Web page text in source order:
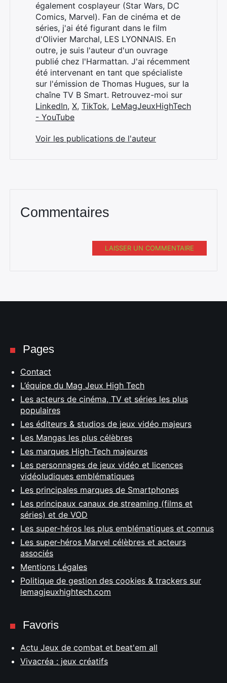
également cosplayeur (Star Wars, DC
Comics, Marvel). Fan de cinéma et de
séries, j'ai été figurant dans le film
d'Olivier Marchal, LES LYONNAIS. En
outre, je suis l'auteur d'un ouvrage
publié chez l'Harmattan. J'ai récemment
été intervenant en tant que spécialiste
sur l'émission de Thomas Hugues, sur la
chaîne TV B Smart. Retrouvez-moi sur
LinkedIn, X, TikTok, LeMagJeuxHighTech
- YouTube
Voir les publications de l'auteur
Commentaires
LAISSER UN COMMENTAIRE
Pages
Contact
L’équipe du Mag Jeux High Tech
Les acteurs de cinéma, TV et séries les plus
populaires
Les éditeurs & studios de jeux vidéo majeurs
Les Mangas les plus célèbres
Les marques High-Tech majeures
Les personnages de jeux vidéo et licences
vidéoludiques emblématiques
Les principales marques de Smartphones
Les principaux canaux de streaming (films et
séries) et de VOD
Les super-héros les plus emblématiques et connus
Les super-héros Marvel célèbres et acteurs
associés
Mentions Légales
Politique de gestion des cookies & trackers sur
lemagjeuxhightech.com
Favoris
Actu Jeux de combat et beat'em all
Vivacréa : jeux créatifs